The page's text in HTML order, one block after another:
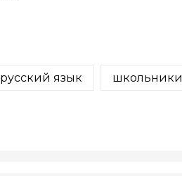
русский язык школьники